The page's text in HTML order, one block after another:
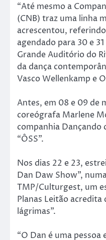
“Até mesmo a
(CNB) traz uma linha
acrescentou,
agendado para 30 e
Grande Auditório do
da dança
Vasco Wellenkamp e
Antes, em 08 e 09 de
coreógrafa Marlene
companhia Dançando
“ÔSS”.
Nos dias 22 e 23,
Dan Daw Show”,
TMP/Culturgest, um
Planas Leitão
lágrimas”.
“O Dan é uma